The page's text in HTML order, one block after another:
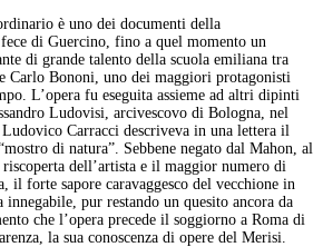
è uno dei documenti della
di Guercino, fino a quel momento un
di grande talento della scuola emiliana tra
Carlo Bononi, uno dei maggiori protagonisti
L’opera fu eseguita assieme ad altri dipinti
Ludovisi, arcivescovo di Bologna, nel
Carracci descriveva in una lettera il
di natura”. Sebbene negato dal Mahon, al
dell’artista e il maggior numero di
il forte sapore caravaggesco del vecchione in
innegabile, pur restando un quesito ancora da
che l’opera precede il soggiorno a Roma di
la sua conoscenza di opere del Merisi.